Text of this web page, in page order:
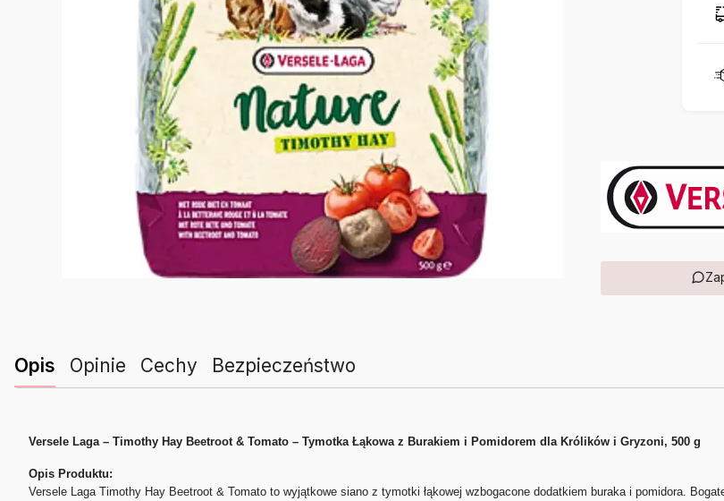
Opis Opinie Cechy Bezpieczeństwo
Versele Laga – Timothy Hay Beetroot & Tomato – Tymotka Łąkowa z Burakiem i Pomidorem dla Królików i Gryzoni, 500 g
Opis Produktu:
Versele Laga Timothy Hay Beetroot & Tomato to wyjątkowe siano z tymotki łąkowej wzbogacone dodatkiem buraka i pomidora.